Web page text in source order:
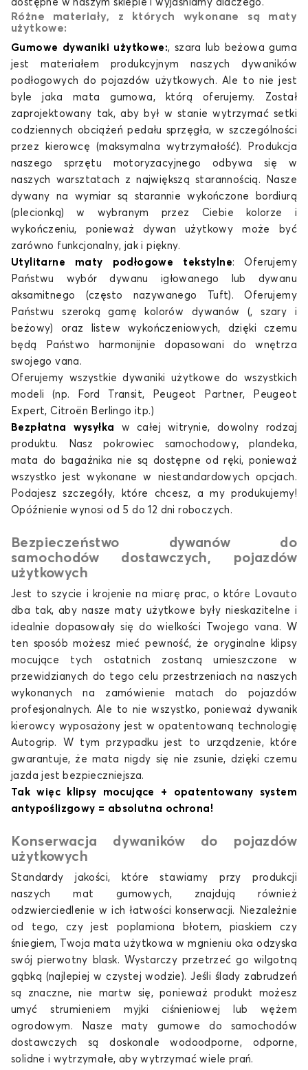
dostępne w naszym sklepie i wyjaśniamy dlaczego.
Różne materiały, z których wykonane są maty
użytkowe:
Gumowe dywaniki użytkowe:, szara lub beżowa guma
jest materiałem produkcyjnym naszych dywaników
podłogowych do pojazdów użytkowych. Ale to nie jest
byle jaka mata gumowa, którą oferujemy. Został
zaprojektowany tak, aby był w stanie wytrzymać setki
codziennych obciążeń pedału sprzęgła, w szczególności
przez kierowcę (maksymalna wytrzymałość). Produkcja
naszego sprzętu motoryzacyjnego odbywa się w
naszych warsztatach z największą starannością. Nasze
dywany na wymiar są starannie wykończone bordiurą
(plecionką) w wybranym przez Ciebie kolorze i
wykończeniu, ponieważ dywan użytkowy może być
zarówno funkcjonalny, jak i piękny.
Utylitarne maty podłogowe tekstylne: Oferujemy
Państwu wybór dywanu igłowanego lub dywanu
aksamitnego (często nazywanego Tuft). Oferujemy
Państwu szeroką gamę kolorów dywanów (, szary i
beżowy) oraz listew wykończeniowych, dzięki czemu
będą Państwo harmonijnie dopasowani do wnętrza
swojego vana.
Oferujemy wszystkiedywaniki użytkowe do wszystkich
modeli (np. Ford Transit, Peugeot Partner, Peugeot
Expert, Citroën Berlingo itp.)
Bezpłatna wysyłka w całej witrynie, dowolny rodzaj
produktu. Nasz pokrowiec samochodowy, plandeka,
mata do bagażnika nie są dostępne od ręki, ponieważ
wszystko jest wykonane w niestandardowych opcjach.
Podajesz szczegóły, które chcesz, a my produkujemy!
Opóźnienie wynosi od 5 do 12 dni roboczych.
Bezpieczeństwo dywanów do
samochodów dostawczych, pojazdów
użytkowych
Jest to szycie i krojenie na miarę prac, o które Lovauto
dba tak, aby nasze maty użytkowe były nieskazitelne i
idealnie dopasowały się do wielkości Twojego vana. W
ten sposób możesz mieć pewność, że oryginalne klipsy
mocujące tych ostatnich zostaną umieszczone w
przewidzianych do tego celu przestrzeniach na naszych
wykonanych na zamówienie matach do pojazdów
profesjonalnych. Ale to nie wszystko, ponieważ dywanik
kierowcy wyposażony jest w opatentowaną technologię
Autogrip. W tym przypadku jest to urządzenie, które
gwarantuje, że mata nigdy się nie zsunie, dzięki czemu
jazda jest bezpieczniejsza.
Tak więc klipsy mocujące + opatentowany system
antypoślizgowy = absolutna ochrona!
Konserwacja dywaników do pojazdów
użytkowych
Standardy jakości, które stawiamy przy produkcji
naszychmat gumowych, znajdują również
odzwierciedlenie w ich łatwości konserwacji. Niezależnie
od tego, czy jest poplamiona błotem, piaskiem czy
śniegiem, Twoja mata użytkowa w mgnieniu oka odzyska
swój pierwotny blask. Wystarczy przetrzeć go wilgotną
gąbką (najlepiej w czystej wodzie). Jeśli ślady zabrudzeń
są znaczne, nie martw się, ponieważ produkt możesz
umyć strumieniem myjki ciśnieniowej lub wężem
ogrodowym. Naszematy gumowe do samochodów
dostawczych są doskonale wodoodporne, odporne,
solidne i wytrzymałe, aby wytrzymać wiele prań.